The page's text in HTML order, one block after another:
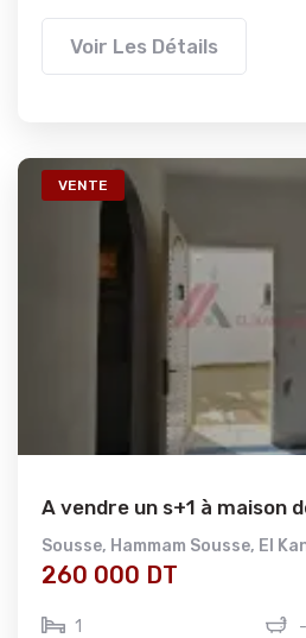
Voir Les Détails
VENTE
A vendre un s+1 à maison
Sousse, Hammam Sousse, El
260 000 DT
1
-